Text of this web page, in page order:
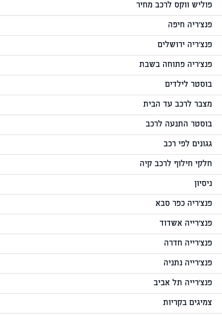
פוליש ווקס לרכב מחיר
פנצ'ריה חיפה
פנצ'ריה ירושלים
פנצ'ריה פתוחה בשבת
בוסטר לילדים
מצבר לרכב עד הבית
בוסטר התנעה לרכב
גגונים לפי רכב
חלקי חילוף לרכב קיה
ניסיון
פנצ'ריה כפר סבא
פנצ'רייה אשדוד
פנצ'רייה חדרה
פנצ'רייה נתניה
פנצ'רייה תל אביב
צמיגים בקריות